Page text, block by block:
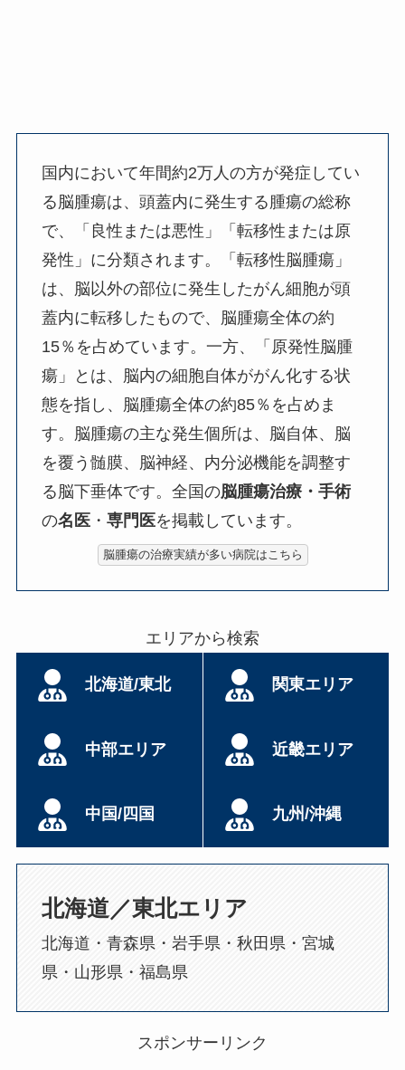
国内において年間約2万人の方が発症してい
る脳腫瘍は、頭蓋内に発生する腫瘍の総称
で、「良性または悪性」「転移性または原
発性」に分類されます。「転移性脳腫瘍」
は、脳以外の部位に発生したがん細胞が頭
蓋内に転移したもので、脳腫瘍全体の約
15％を占めています。一方、「原発性脳腫
瘍」とは、脳内の細胞自体ががん化する状
態を指し、脳腫瘍全体の約85％を占めま
す。脳腫瘍の主な発生個所は、脳自体、脳
を覆う髄膜、脳神経、内分泌機能を調整す
る脳下垂体です。全国の脳腫瘍治療・手術
の名医・ 専門医を掲載しています。
脳腫瘍の治療実績が多い病院はこちら
エリアから検索
北海道/東北 関東エリア
中部エリア 近畿エリア
中国/四国 九州/沖縄
北海道／東北エリア
北海道・青森県・岩手県・秋田県・宮城
県・山形県・福島県
スポンサーリンク